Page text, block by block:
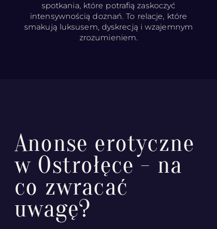
spotkania, które potrafią zaskoczyć
intensywnością doznań. To relacje, które
smakują luksusem, dyskrecją i wzajemnym
zrozumieniem.
Anonse erotyczne
w Ostrołęce - na
co zwracać
uwagę?